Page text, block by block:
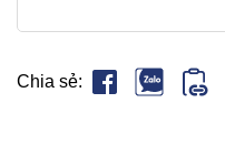
Chia sẻ: